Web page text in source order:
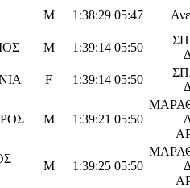
M 1:38:29 05:47
M 1:39:14 05:50
F 1:39:14 05:50
M 1:39:21 05:50
M 1:39:25 05:50